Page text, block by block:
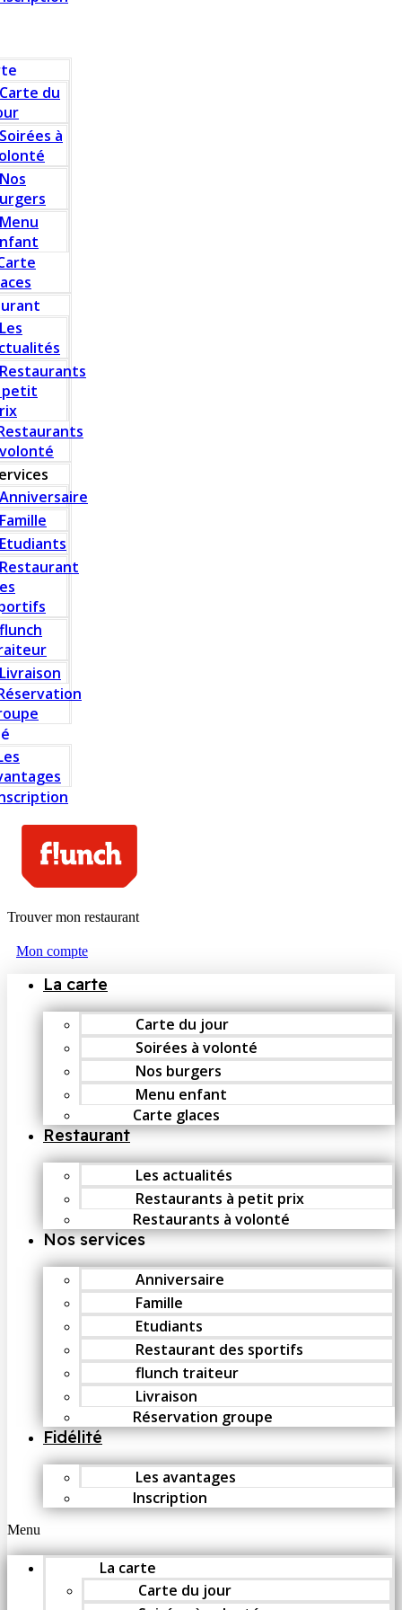
Carte du
Soirées à
Nos
Menu
Les
Restaurants
petit
Anniversaire
Famille
Etudiants
Restaurant
flunch
Livraison
Trouver mon restaurant
Mon compte
La carte
Carte du jour
Soirées à volonté
Nos burgers
Menu enfant
Carte glaces
Restaurant
Les actualités
Restaurants à petit prix
Restaurants à volonté
Nos services
Anniversaire
Famille
Etudiants
Restaurant des sportifs
flunch traiteur
Livraison
Réservation groupe
Fidélité
Les avantages
Inscription
Menu
La carte
Carte du jour